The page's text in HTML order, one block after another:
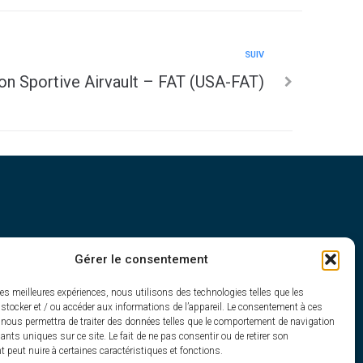
Gérer le consentement
meilleures expériences, nous utilisons des technologies telles que les
et / ou accéder aux informations de l’appareil. Le consentement à ces
permettra de traiter des données telles que le comportement de navigation
uniques sur ce site. Le fait de ne pas consentir ou de retirer son
peut nuire à certaines caractéristiques et fonctions.
SUIV
Sportive Airvault – FAT (USA-FAT)